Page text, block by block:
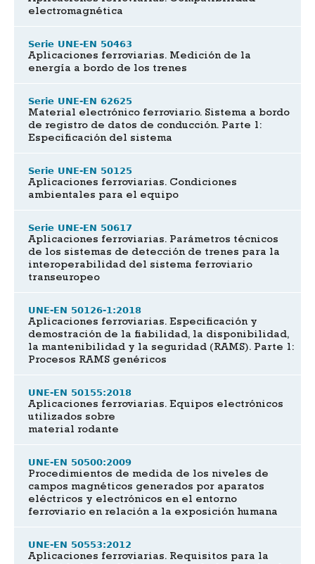
electromagnética
Serie UNE-EN 50463
Aplicaciones ferroviarias. Medición de la
energía a bordo de los trenes
Serie UNE-EN 62625
Material electrónico ferroviario. Sistema a bordo
de registro de datos de conducción. Parte 1:
Especificación del sistema
Serie UNE-EN 50125
Aplicaciones ferroviarias. Condiciones
ambientales para el equipo
Serie UNE-EN 50617
Aplicaciones ferroviarias. Parámetros técnicos
de los sistemas de detección de trenes para la
interoperabilidad del sistema ferroviario
transeuropeo
UNE-EN 50126-1:2018
Aplicaciones ferroviarias. Especificación y
demostración de la fiabilidad, la disponibilidad,
la mantenibilidad y la seguridad (RAMS). Parte 1:
Procesos RAMS genéricos
UNE-EN 50155:2018
Aplicaciones ferroviarias. Equipos electrónicos
utilizados sobre
material rodante
UNE-EN 50500:2009
Procedimientos de medida de los niveles de
campos magnéticos generados por aparatos
eléctricos y electrónicos en el entorno
ferroviario en relación a la exposición humana
UNE-EN 50553:2012
Aplicaciones ferroviarias. Requisitos para la